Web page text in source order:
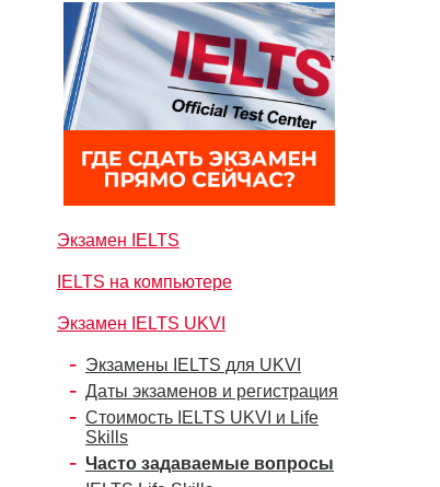
Экзамен IELTS
IELTS на компьютере
Экзамен IELTS UKVI
Экзамены IELTS для UKVI
Даты экзаменов и регистрация
Стоимость IELTS UKVI и Life
Skills
Часто задаваемые вопросы